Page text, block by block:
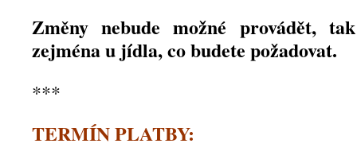
Změny nebude možné provádět,
zejména u jídla, co budete požadovat.
***
TERMÍN PLATBY: